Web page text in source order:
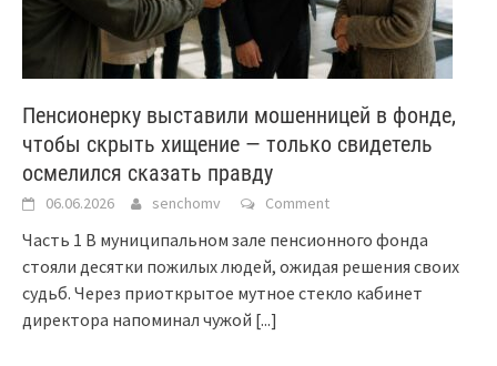
Пенсионерку выставили мошенницей в фонде,
чтобы скрыть хищение — только свидетель
осмелился сказать правду
06.06.2026 senchomv Comment
Часть 1 В муниципальном зале пенсионного фонда
стояли десятки пожилых людей, ожидая решения своих
судьб. Через приоткрытое мутное стекло кабинет
директора напоминал чужой [...]